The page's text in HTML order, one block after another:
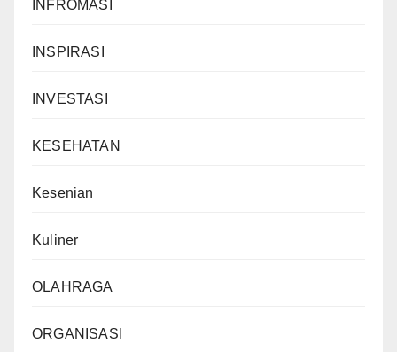
INFROMASI
INSPIRASI
INVESTASI
KESEHATAN
Kesenian
Kuliner
OLAHRAGA
ORGANISASI